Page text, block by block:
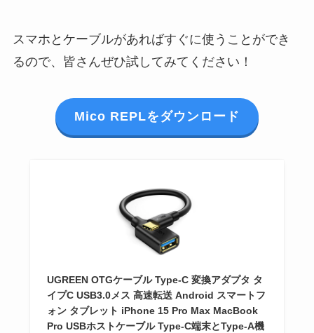
スマホとケーブルがあればすぐに使うことができ
るので、皆さんぜひ試してみてください！
Mico REPLをダウンロード
UGREEN OTGケーブル Type-C 変換アダプタ タ
イプC USB3.0メス 高速転送 Android スマートフ
ォン タブレット iPhone 15 Pro Max MacBook
Pro USBホストケーブル Type-C端末とType-A機